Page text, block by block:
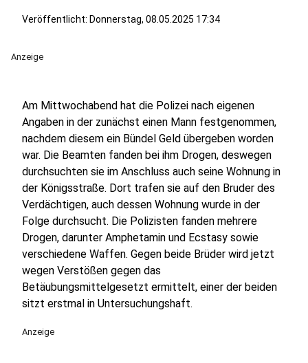
Veröffentlicht: Donnerstag, 08.05.2025 17:34
Anzeige
Am Mittwochabend hat die Polizei nach eigenen
Angaben in der zunächst einen Mann festgenommen,
nachdem diesem ein Bündel Geld übergeben worden
war. Die Beamten fanden bei ihm Drogen, deswegen
durchsuchten sie im Anschluss auch seine Wohnung in
der Königsstraße. Dort trafen sie auf den Bruder des
Verdächtigen, auch dessen Wohnung wurde in der
Folge durchsucht. Die Polizisten fanden mehrere
Drogen, darunter Amphetamin und Ecstasy sowie
verschiedene Waffen. Gegen beide Brüder wird jetzt
wegen Verstößen gegen das
Betäubungsmittelgesetzt ermittelt, einer der beiden
sitzt erstmal in Untersuchungshaft.
Anzeige